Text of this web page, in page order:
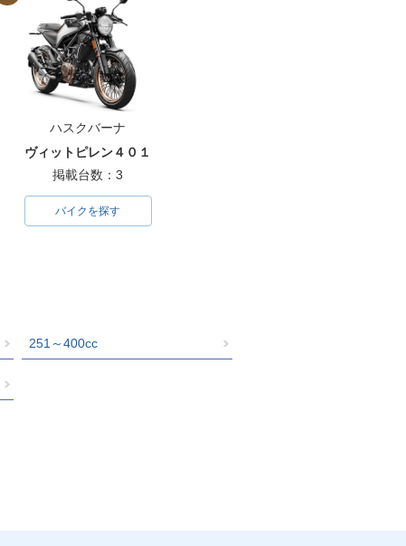
ハスクバーナ
ヴィットピレン４０１
掲載台数：3
バイクを探す
251～400cc